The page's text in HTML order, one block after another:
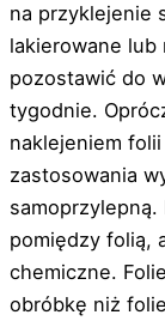
na przyklejenie
lakierowane lub
pozostawić do
tygodnie.
naklejeniem
zastosowania
pomiędzy folią,
chemiczne.
obróbkę niż